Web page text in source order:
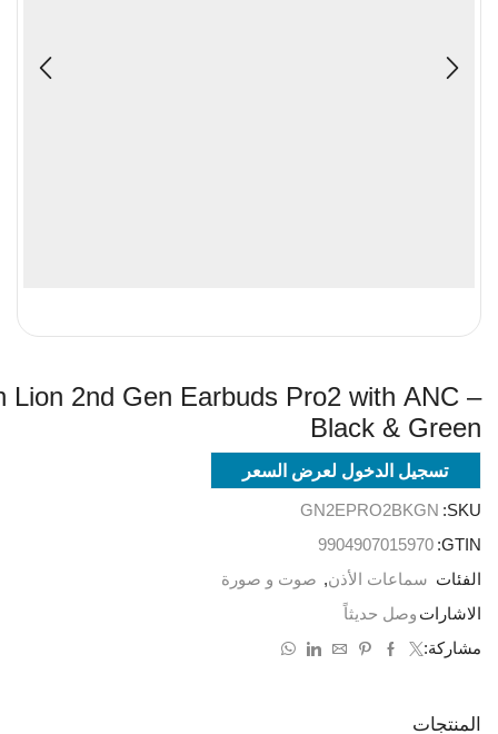
Lion 2nd Gen Earbuds Pro2 with ANC –
Black & Green
تسجيل الدخول لعرض السعر
SKU:
GN2EPRO2BKGN
GTIN:
9904907015970
الفئات سماعات الأذن, صوت و صورة
الاشارات وصل حديثاً
مشاركة:
المنتجات